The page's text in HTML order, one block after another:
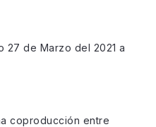
27 de Marzo del 2021 a
coproducción entre